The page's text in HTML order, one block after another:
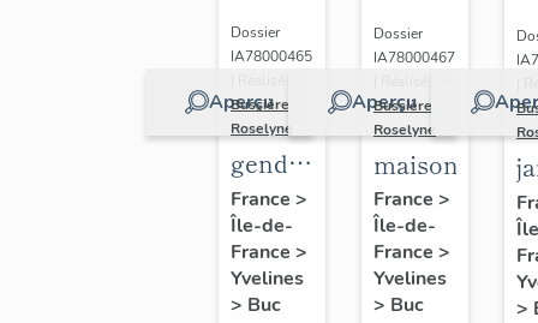
Aperçu
Dossier
IA78000465
Bussière
Roselyne
gendarmerie,
actuellement
immeuble
France >
Île-de-
France >
Yvelines
> Buc
Aperçu
Dossier
IA78000467
Bussière
Roselyne
maison
France >
Île-de-
France >
Yvelines
> Buc
>